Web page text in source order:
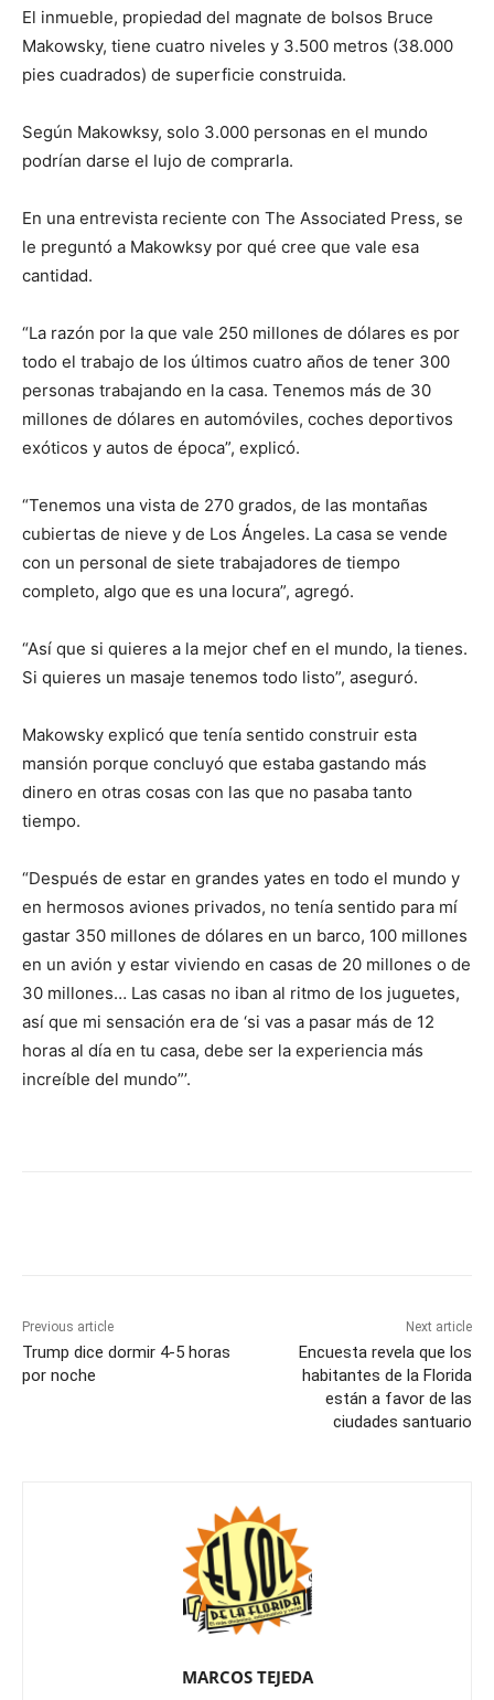
El inmueble, propiedad del magnate de bolsos Bruce
Makowsky, tiene cuatro niveles y 3.500 metros (38.000
pies cuadrados) de superficie construida.
Según Makowksy, solo 3.000 personas en el mundo
podrían darse el lujo de comprarla.
En una entrevista reciente con The Associated Press, se
le preguntó a Makowksy por qué cree que vale esa
cantidad.
“La razón por la que vale 250 millones de dólares es por
todo el trabajo de los últimos cuatro años de tener 300
personas trabajando en la casa. Tenemos más de 30
millones de dólares en automóviles, coches deportivos
exóticos y autos de época”, explicó.
“Tenemos una vista de 270 grados, de las montañas
cubiertas de nieve y de Los Ángeles. La casa se vende
con un personal de siete trabajadores de tiempo
completo, algo que es una locura”, agregó.
“Así que si quieres a la mejor chef en el mundo, la tienes.
Si quieres un masaje tenemos todo listo”, aseguró.
Makowsky explicó que tenía sentido construir esta
mansión porque concluyó que estaba gastando más
dinero en otras cosas con las que no pasaba tanto
tiempo.
“Después de estar en grandes yates en todo el mundo y
en hermosos aviones privados, no tenía sentido para mí
gastar 350 millones de dólares en un barco, 100 millones
en un avión y estar viviendo en casas de 20 millones o de
30 millones… Las casas no iban al ritmo de los juguetes,
así que mi sensación era de ‘si vas a pasar más de 12
horas al día en tu casa, debe ser la experiencia más
increíble del mundo”’.
Previous article
Trump dice dormir 4-5 horas
por noche
Next article
Encuesta revela que los
habitantes de la Florida
están a favor de las
ciudades santuario
MARCOS TEJEDA